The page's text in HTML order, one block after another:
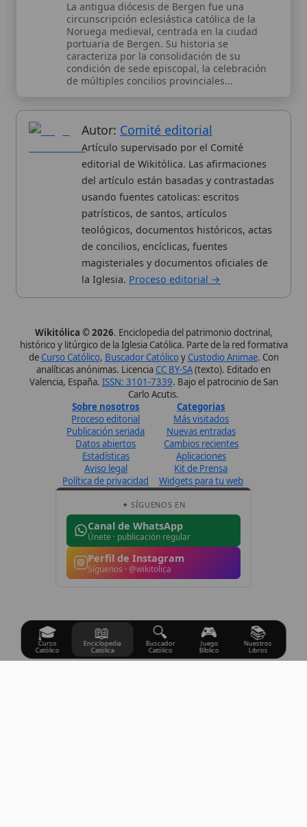
Wikitólica © 2026. Enciclopedia del patrimonio doctrinal,
histórico y litúrgico de la Iglesia Católica. Parte de la red formativa
Curso Católico,Buscador CatólicoyCustodio Animae. Con
analíticas anónimas. LicenciaCC BY-SA(texto). Editado en
Valencia, España.ISSN: 3101-7339. Bajo el patrocinio de San
Sobre nosotros
Publicación seriada
Datos abiertos
Estadísticas
Aviso legal
Política de privacidad
Categorias
Nuevas entradas
Cambios recientes
Aplicaciones
Kit de Prensa
Widgets para tu web
✦ SÍGUENOS EN
Canal de WhatsApp
Únete · publicación regular
Perfil de Instagram